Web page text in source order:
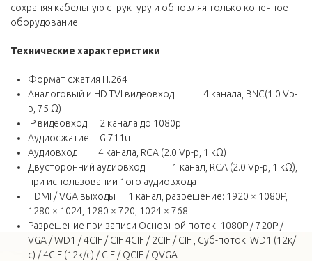
сохраняя кабельную структуру и обновляя только конечное
оборудование.
Технические характеристики
Формат сжатия H.264
Аналоговый и HD TVI видеовход 4 канала, BNC(1.0 Vp-
p, 75 Ω)
IP видеовход 2 канала до 1080p
Аудиосжатие G.711u
Аудиовход 4 канала, RCA (2.0 Vp-p, 1 kΩ)
Двусторонний аудиовход 1 канал, RCA (2.0 Vp-p, 1 kΩ),
при использовании 1ого аудиовхода
HDMI / VGA выходы 1 канал, разрешение: 1920 × 1080P,
1280 × 1024, 1280 × 720, 1024 × 768
Разрешение при записи Основной поток: 1080P / 720P /
VGA / WD1 / 4CIF / CIF 4CIF / 2CIF / CIF , Суб-поток: WD1 (12к/
с) / 4CIF (12к/с) / CIF / QCIF / QVGA